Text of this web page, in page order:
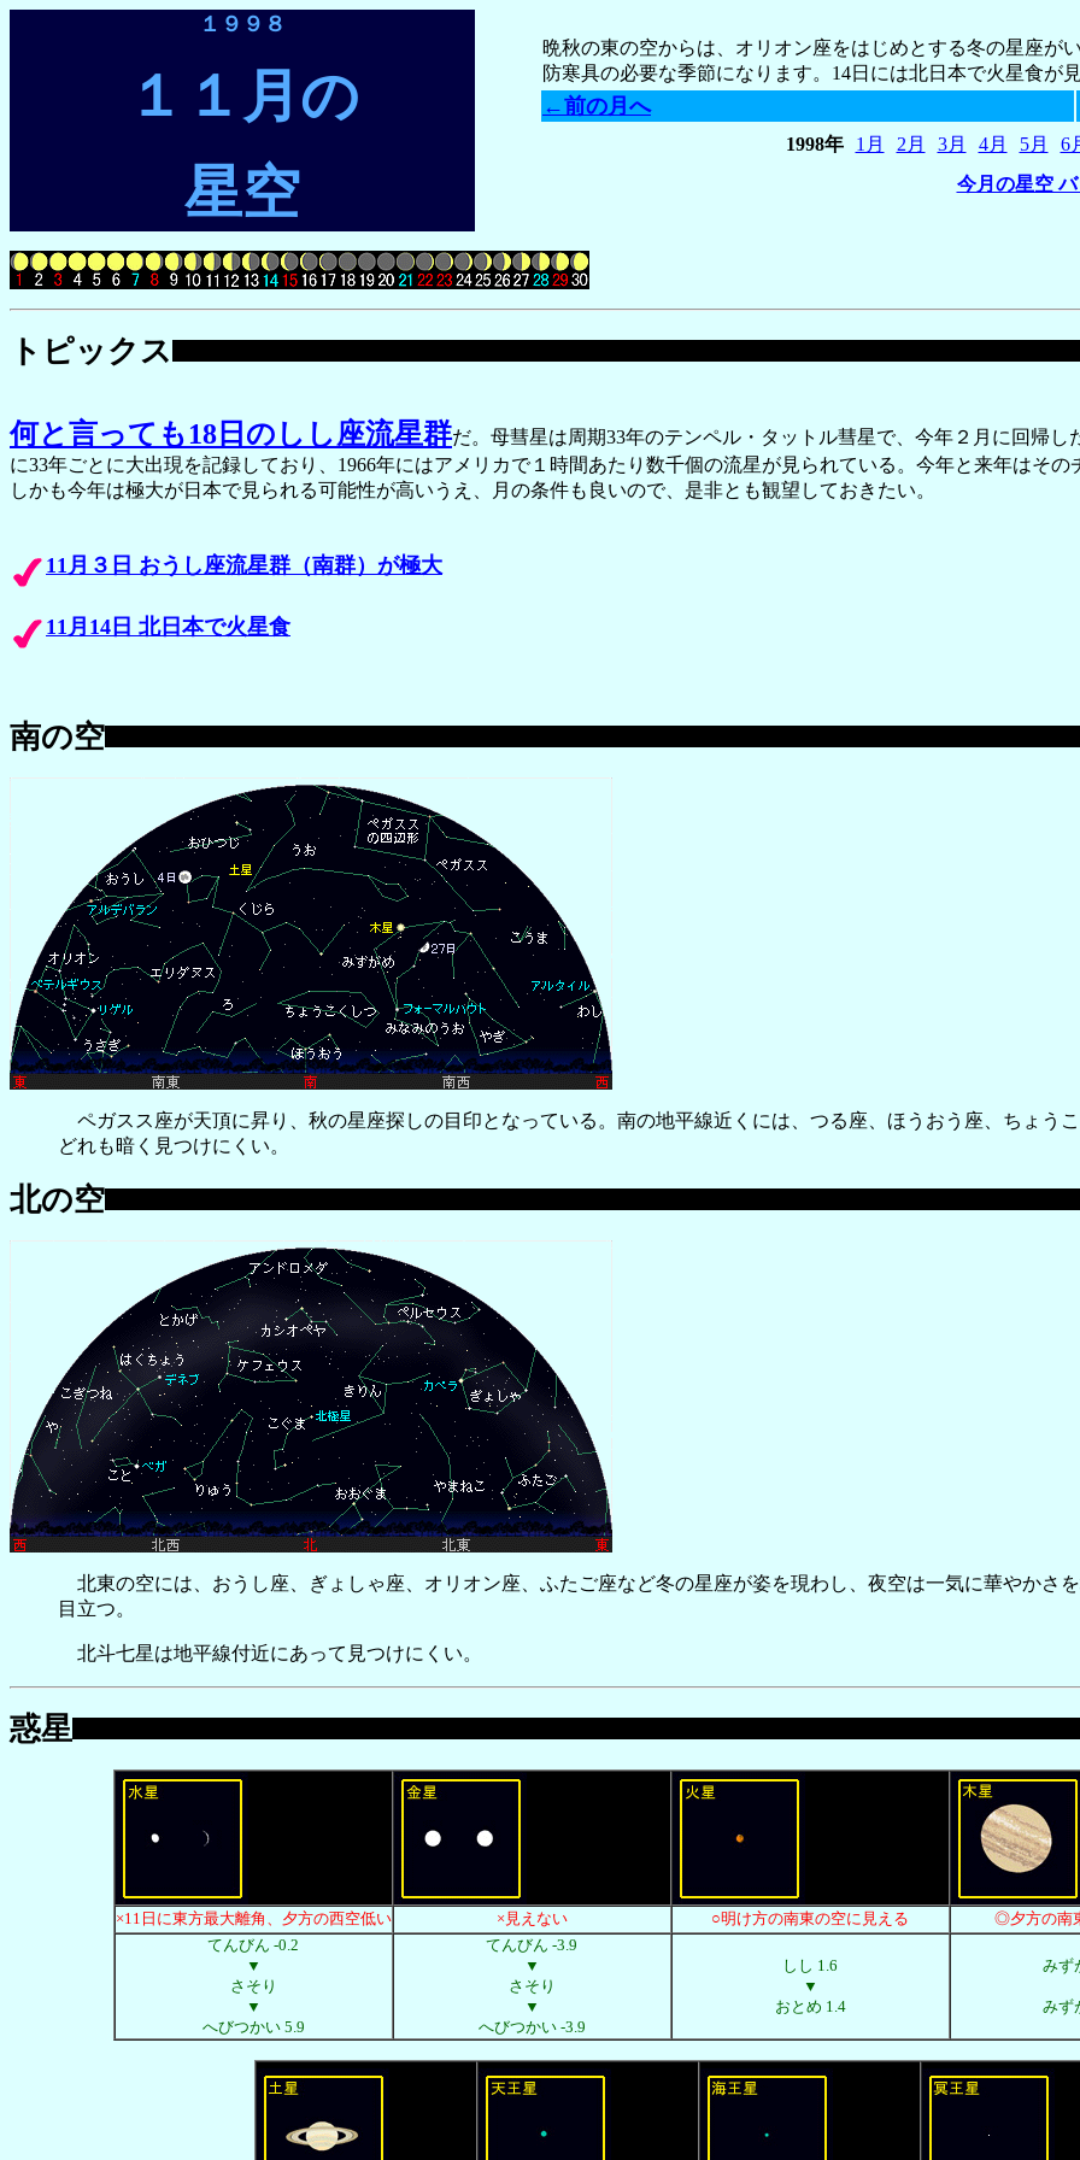
１９９８
１１月の
星空
晩秋の東の空からは、オリオン座をはじめとする冬の星座が
防寒具の必要な季節になります。14日には北日本で火星食が
←前の月へ
1998年 1月 2月 3月 4月 5月 6
今月の星空
トピックス
何と言っても18日のしし座流星群だ。母彗星は周期33年のテンペル・タットル彗星で、今年２月に回帰し
に33年ごとに大出現を記録しており、1966年にはアメリカで１時間あたり数千個の流星が見られている。今年と来年はその
しかも今年は極大が日本で見られる可能性が高いうえ、月の条件も良いので、是非とも観望しておきたい。
11月３日 おうし座流星群（南群）が極大
11月14日 北日本で火星食
南の空
ペガスス座が天頂に昇り、秋の星座探しの目印となっている。南の地平線近くには、つる座、ほうおう座、ちょう
どれも暗く見つけにくい。
北の空
北東の空には、おうし座、ぎょしゃ座、オリオン座、ふたご座など冬の星座が姿を現わし、夜空は一気に華やかさ
目立つ。
北斗七星は地平線付近にあって見つけにくい。
惑星
×11日に東方最大離角、夕方の西空低い ×見えない ○明け方の南東の空に見える ◎夕方の南
てんびん -0.2
▼
さそり
▼
へびつかい 5.9
てんびん -3.9
▼
さそり
▼
へびつかい -3.9
しし 1.6
▼
おとめ 1.4
みず
みず